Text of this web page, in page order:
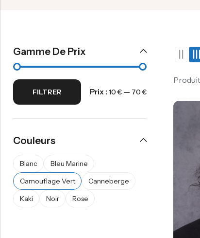
Gamme De Prix
FILTRER Prix : 10 € — 70 €
Couleurs
Blanc
Bleu Marine
Camouflage Vert
Canneberge
Kaki
Noir Rose